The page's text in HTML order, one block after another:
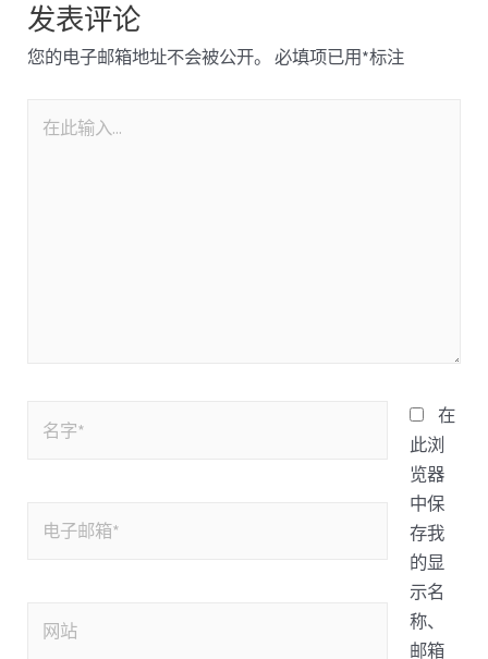
发表评论
您的电子邮箱地址不会被公开。 必填项已用*标注
在
此浏
览器
中保
存我
的显
示名
称、
邮箱